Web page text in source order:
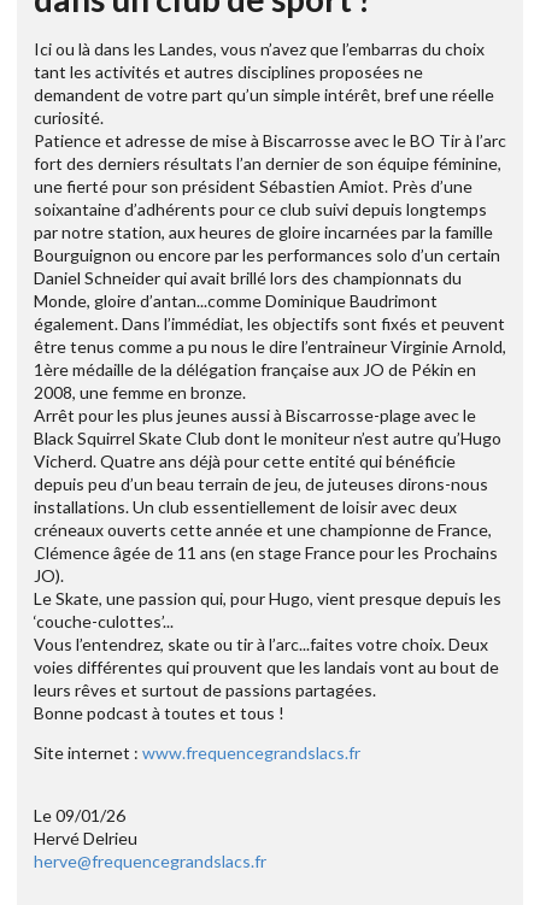
Ici ou là dans les Landes, vous n’avez que l’embarras du choix
tant les activités et autres disciplines proposées ne
demandent de votre part qu’un simple intérêt, bref une réelle
curiosité.
Patience et adresse de mise à Biscarrosse avec le BO Tir à l’arc
fort des derniers résultats l’an dernier de son équipe féminine,
une fierté pour son président Sébastien Amiot. Près d’une
soixantaine d’adhérents pour ce club suivi depuis longtemps
par notre station, aux heures de gloire incarnées par la famille
Bourguignon ou encore par les performances solo d’un certain
Daniel Schneider qui avait brillé lors des championnats du
Monde, gloire d’antan...comme Dominique Baudrimont
également. Dans l’immédiat, les objectifs sont fixés et peuvent
être tenus comme a pu nous le dire l’entraineur Virginie Arnold,
1ère médaille de la délégation française aux JO de Pékin en
2008, une femme en bronze.
Arrêt pour les plus jeunes aussi à Biscarrosse-plage avec le
Black Squirrel Skate Club dont le moniteur n’est autre qu’Hugo
Vicherd. Quatre ans déjà pour cette entité qui bénéficie
depuis peu d’un beau terrain de jeu, de juteuses dirons-nous
installations. Un club essentiellement de loisir avec deux
créneaux ouverts cette année et une championne de France,
Clémence âgée de 11 ans (en stage France pour les Prochains
JO).
Le Skate, une passion qui, pour Hugo, vient presque depuis les
‘couche-culottes’...
Vous l’entendrez, skate ou tir à l’arc...faites votre choix. Deux
voies différentes qui prouvent que les landais vont au bout de
leurs rêves et surtout de passions partagées.
Bonne podcast à toutes et tous !
Site internet : www.frequencegrandslacs.fr
Le 09/01/26
Hervé Delrieu
herve@frequencegrandslacs.fr